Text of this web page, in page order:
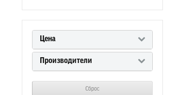
Цена
Производители
Сброс